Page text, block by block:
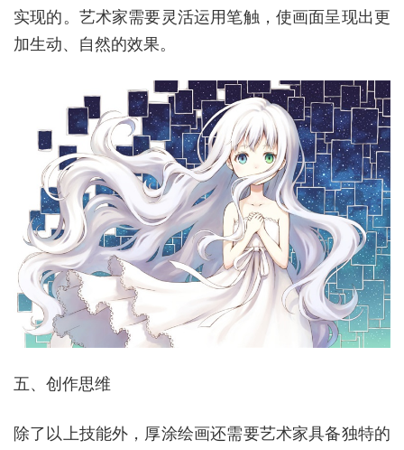
实现的。艺术家需要灵活运用笔触，使画面呈现出更
加生动、自然的效果。
五、创作思维
除了以上技能外，厚涂绘画还需要艺术家具备独特的